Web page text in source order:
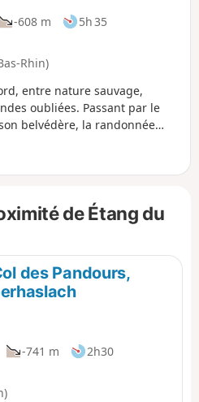
-608 m
5h 35
Rhin)
entre nature sauvage,
oubliées. Passant par le
belvédère, la randonnée
une formation rocheuse
l’Étang du Kasperlehepp, niché
la montée, on atteint
juchées sur un
en contrebas, un sentier
permet de
Nideck haute d’une vingtaine
basaltique, le tout formant
On raconte qu’une
ici, aurait découvert un
Intriguée, elle le
naissance à la légende des
par les frères Grimm.
de Étang du
des Pandours,
-741 m
2h30